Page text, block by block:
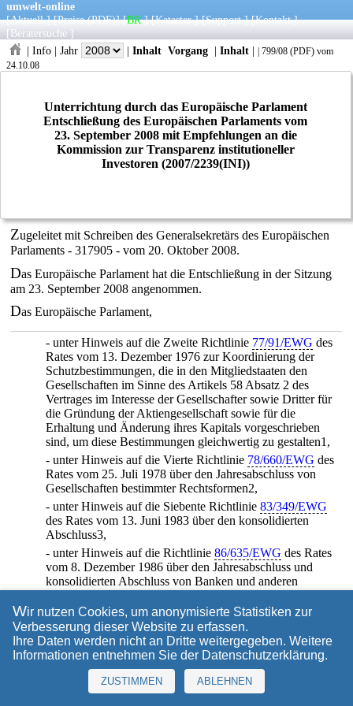
umwelt-online
[Aktuell] [Preise (PDF)] [BR] [Kataster] [Support] [Kontakt]
[ Beratersuche ]
| Info | Jahr | Inhalt Vorgang | Inhalt | 799/08 (PDF) vom
24.10.08
Unterrichtung durch das Europäische Parlament
Entschließung des Europäischen Parlaments vom
23. September 2008 mit Empfehlungen an die
Kommission zur Transparenz institutioneller
Investoren (2007/2239(INI))
Zugeleitet mit Schreiben des Generalsekretärs des Europäischen
Parlaments - 317905 - vom 20. Oktober 2008.
Das Europäische Parlament hat die Entschließung in der Sitzung
am 23. September 2008 angenommen.
Das Europäische Parlament,
- unter Hinweis auf die Zweite Richtlinie 77/91/EWG des
Rates vom 13. Dezember 1976 zur Koordinierung der
Schutzbestimmungen, die in den Mitgliedstaaten den
Gesellschaften im Sinne des Artikels 58 Absatz 2 des
Vertrages im Interesse der Gesellschafter sowie Dritter für
die Gründung der Aktiengesellschaft sowie für die
Erhaltung und Änderung ihres Kapitals vorgeschrieben
sind, um diese Bestimmungen gleichwertig zu gestalten1,
- unter Hinweis auf die Vierte Richtlinie 78/660/EWG des
Rates vom 25. Juli 1978 über den Jahresabschluss von
Gesellschaften bestimmter Rechtsformen2,
- unter Hinweis auf die Siebente Richtlinie83/349/EWG
des Rates vom 13. Juni 1983 über den konsolidierten
Abschluss3,
- unter Hinweis auf die Richtlinie86/635/EWG des Rates
vom 8. Dezember 1986 über den Jahresabschluss und
konsolidierten Abschluss von Banken und anderen
- unter Hinweis auf die Richtlinie2000/31/EG des
Europäischen Parlaments und des Rates vom 8. Juni 2000
über bestimmte rechtliche Aspekte der Dienste der
Informationsgesellschaft, insbesondere des elektronischen
Geschäftsverkehrs, im Binnenmarkt ( "Richtlinie über den
elektronischen Geschäftsverkehr"5),
Wir nutzen Cookies, um anonymisierte Statistiken zur
Verbesserung dieser Website zu erfassen.
Ihre Daten werden nicht an Dritte weitergegeben. Weitere
Informationen entnehmen Sie der Datenschutzerklärung.
ZUSTIMMEN ABLEHNEN